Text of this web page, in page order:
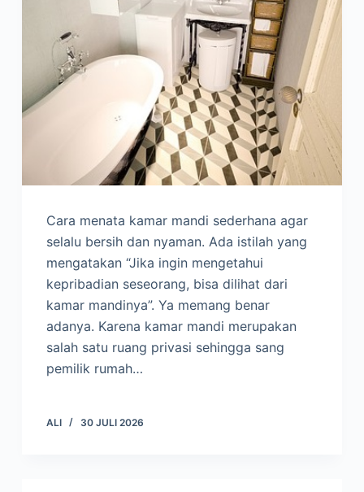
Cara menata kamar mandi sederhana agar
selalu bersih dan nyaman. Ada istilah yang
mengatakan “Jika ingin mengetahui
kepribadian seseorang, bisa dilihat dari
kamar mandinya”. Ya memang benar
adanya. Karena kamar mandi merupakan
salah satu ruang privasi sehingga sang
pemilik rumah…
ALI 30 JULI 2026